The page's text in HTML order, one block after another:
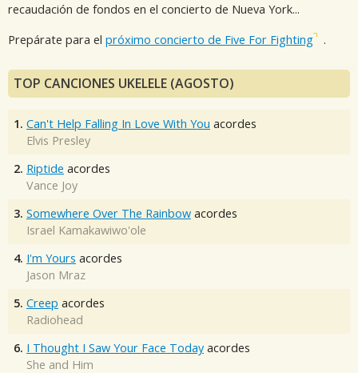
recaudación de fondos en el concierto de Nueva York...
Prepárate para el próximo concierto de Five For Fighting .
TOP CANCIONES UKELELE (AGOSTO)
1. Can't Help Falling In Love With You acordes
Elvis Presley
2. Riptide acordes
Vance Joy
3. Somewhere Over The Rainbow acordes
Israel Kamakawiwo'ole
4. I'm Yours acordes
Jason Mraz
5. Creep acordes
Radiohead
6. I Thought I Saw Your Face Today acordes
She and Him